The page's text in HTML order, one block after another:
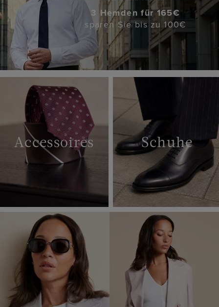
3 Hemden für 165€
sparen Sie bis zu 100€
Accessoires Schuhe